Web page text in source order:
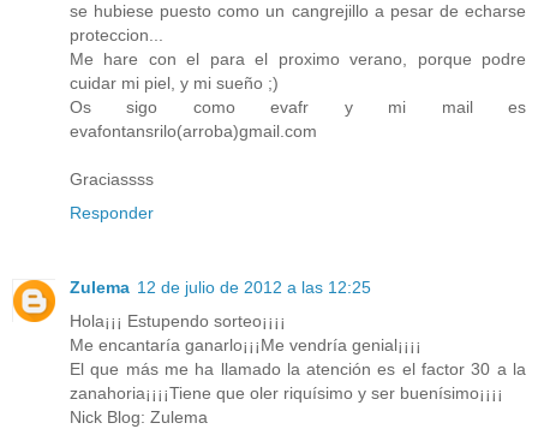
se hubiese puesto como un cangrejillo a pesar de echarse
proteccion...
Me hare con el para el proximo verano, porque podre
cuidar mi piel, y mi sueño ;)
Os sigo como evafr y mi mail es
evafontansrilo(arroba)gmail.com
Graciassss
Responder
Zulema 12 de julio de 2012 a las 12:25
Hola¡¡¡ Estupendo sorteo¡¡¡¡
Me encantaría ganarlo¡¡¡Me vendría genial¡¡¡¡
El que más me ha llamado la atención es el factor 30 a la
zanahoria¡¡¡¡Tiene que oler riquísimo y ser buenísimo¡¡¡¡
Nick Blog: Zulema